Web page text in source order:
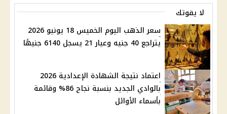
لا يفوتك
سعر الذهب اليوم الخميس 18 يونيو 2026
يتراجع 40 جنيه وعيار 21 يسجل 6140 جنيهًا
اعتماد نتيجة الشهادة الإعدادية 2026
بالوادي الجديد بنسبة نجاح 86% وقائمة
بأسماء الأوائل